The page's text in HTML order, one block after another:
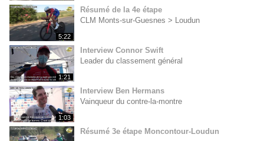
5:22
Résumé de la 4e étape
CLM Monts-sur-Guesnes > Loudun
1:21
Interview Connor Swift
Leader du classement général
1:03
Interview Ben Hermans
Vainqueur du contre-la-montre
Résumé 3e étape Moncontour-Loudun